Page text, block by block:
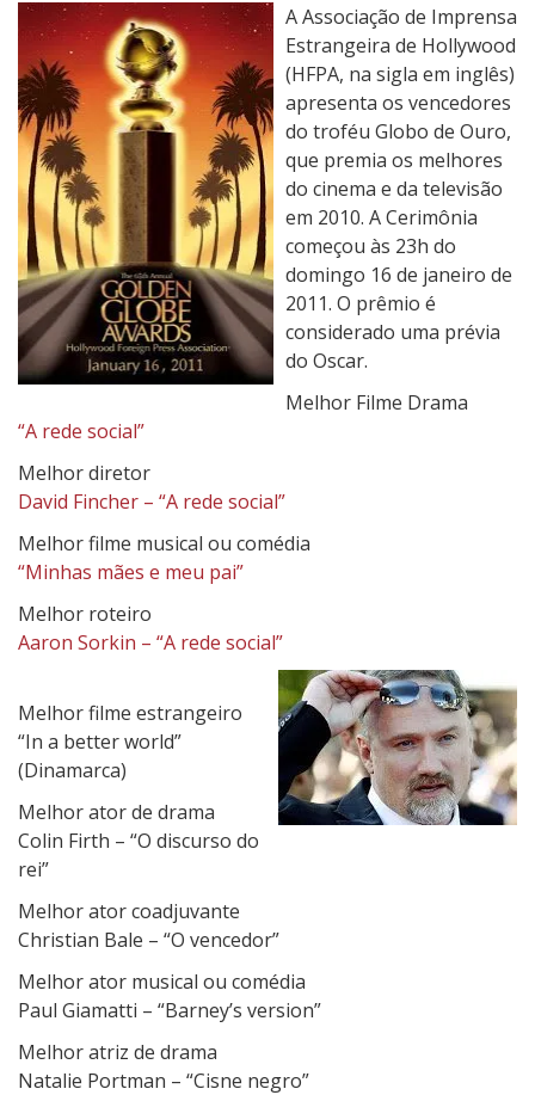
V
n
c
e
o
r
e
s
G
l
o
b
d
e
O
u
r
2
0
1
A Associação de Imprensa
Estrangeira de Hollywood
(HFPA, na sigla em inglês)
apresenta os vencedores
do troféu Globo de Ouro,
que premia os melhores
do cinema e da televisão
em 2010. A Cerimônia
começou às 23h do
domingo 16 de janeiro de
2011. O prêmio é
considerado uma prévia
do Oscar.
Melhor Filme Drama
“A rede social”
Melhor diretor
David Fincher – “A rede social”
Melhor filme musical ou comédia
“Minhas mães e meu pai”
Melhor roteiro
Aaron Sorkin – “A rede social”
Melhor filme estrangeiro
“In a better world”
(Dinamarca)
Melhor ator de drama
Colin Firth – “O discurso do
rei”
Melhor ator coadjuvante
Christian Bale – “O vencedor”
Melhor ator musical ou comédia
Paul Giamatti – “Barney’s version”
Melhor atriz de drama
Natalie Portman – “Cisne negro”